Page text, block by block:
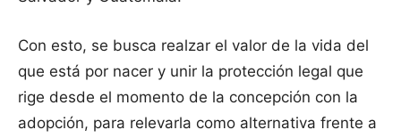
Con esto, se busca realzar el valor de la vida del
que está por nacer y unir la protección legal que
rige desde el momento de la concepción con la
adopción, para relevarla como alternativa frente a